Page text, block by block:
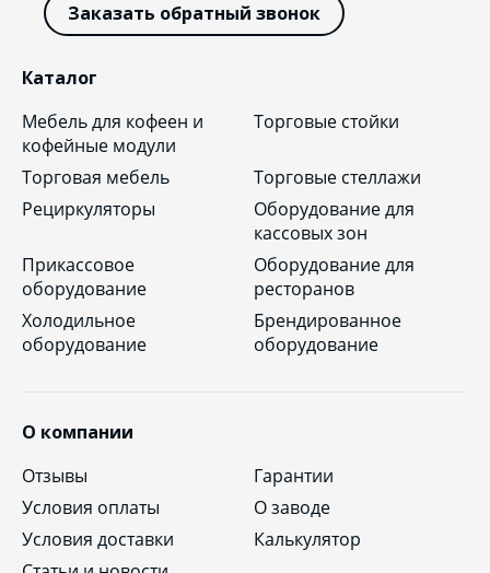
Каталог
Мебель для кофеен и
кофейные модули
Торговые стойки
Торговая мебель
Торговые стеллажи
Рециркуляторы
Оборудование для
кассовых зон
Прикассовое
оборудование
Оборудование для
ресторанов
Холодильное
оборудование
Брендированное
оборудование
О компании
Отзывы
Гарантии
Условия оплаты
О заводе
Условия доставки
Калькулятор
Заказать обратный звонок